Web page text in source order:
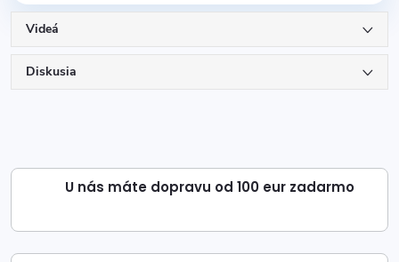
Videá
Diskusia
U nás máte dopravu od 100 eur zadarmo